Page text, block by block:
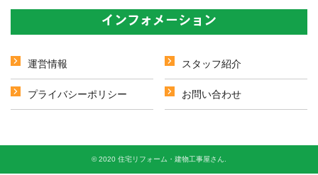
インフォメーション
運営情報 スタッフ紹介
プライバシーポリシー お問い合わせ
© 2020 住宅リフォーム・建物工事屋さん.